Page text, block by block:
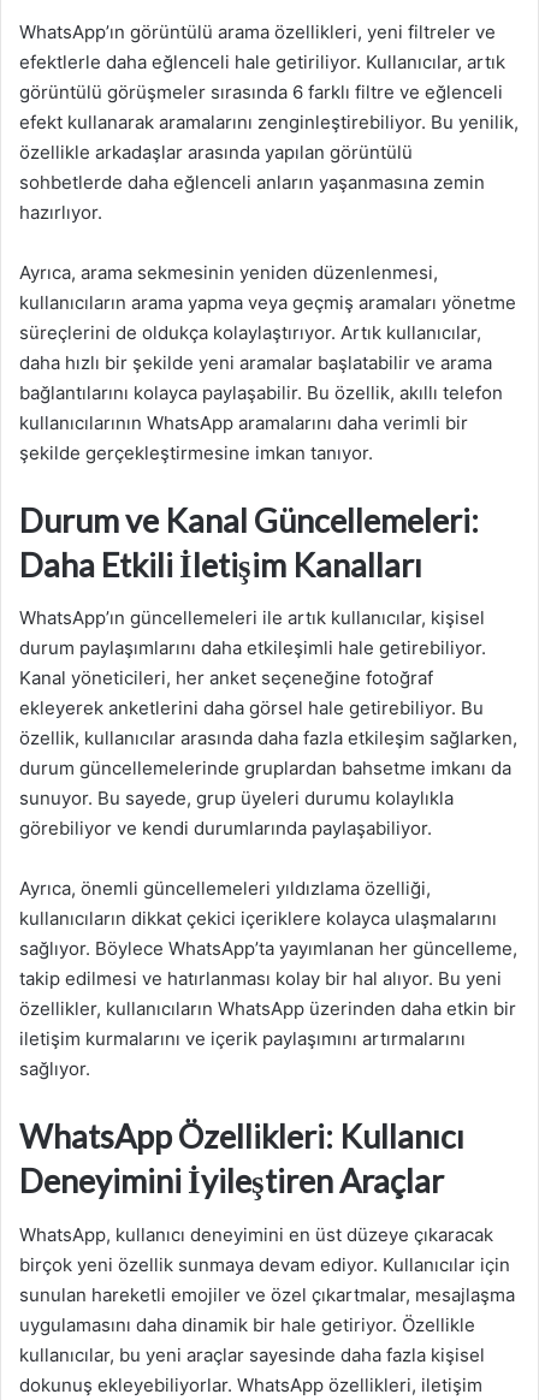
WhatsApp’ın görüntülü arama özellikleri, yeni filtreler ve
efektlerle daha eğlenceli hale getiriliyor. Kullanıcılar, artık
görüntülü görüşmeler sırasında 6 farklı filtre ve eğlenceli
efekt kullanarak aramalarını zenginleştirebiliyor. Bu yenilik,
özellikle arkadaşlar arasında yapılan görüntülü
sohbetlerde daha eğlenceli anların yaşanmasına zemin
hazırlıyor.
Ayrıca, arama sekmesinin yeniden düzenlenmesi,
kullanıcıların arama yapma veya geçmiş aramaları yönetme
süreçlerini de oldukça kolaylaştırıyor. Artık kullanıcılar,
daha hızlı bir şekilde yeni aramalar başlatabilir ve arama
bağlantılarını kolayca paylaşabilir. Bu özellik, akıllı telefon
kullanıcılarının WhatsApp aramalarını daha verimli bir
şekilde gerçekleştirmesine imkan tanıyor.
Durum ve Kanal Güncellemeleri:
Daha Etkili İletişim Kanalları
WhatsApp’ın güncellemeleri ile artık kullanıcılar, kişisel
durum paylaşımlarını daha etkileşimli hale getirebiliyor.
Kanal yöneticileri, her anket seçeneğine fotoğraf
ekleyerek anketlerini daha görsel hale getirebiliyor. Bu
özellik, kullanıcılar arasında daha fazla etkileşim sağlarken,
durum güncellemelerinde gruplardan bahsetme imkanı da
sunuyor. Bu sayede, grup üyeleri durumu kolaylıkla
görebiliyor ve kendi durumlarında paylaşabiliyor.
Ayrıca, önemli güncellemeleri yıldızlama özelliği,
kullanıcıların dikkat çekici içeriklere kolayca ulaşmalarını
sağlıyor. Böylece WhatsApp’ta yayımlanan her güncelleme,
takip edilmesi ve hatırlanması kolay bir hal alıyor. Bu yeni
özellikler, kullanıcıların WhatsApp üzerinden daha etkin bir
iletişim kurmalarını ve içerik paylaşımını artırmalarını
sağlıyor.
WhatsApp Özellikleri: Kullanıcı
Deneyimini İyileştiren Araçlar
WhatsApp, kullanıcı deneyimini en üst düzeye çıkaracak
birçok yeni özellik sunmaya devam ediyor. Kullanıcılar için
sunulan hareketli emojiler ve özel çıkartmalar, mesajlaşma
uygulamasını daha dinamik bir hale getiriyor. Özellikle
kullanıcılar, bu yeni araçlar sayesinde daha fazla kişisel
dokunuş ekleyebiliyorlar. WhatsApp özellikleri, iletişim